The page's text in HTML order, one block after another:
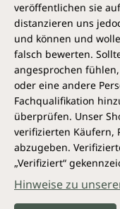
veröffentlichen sie
distanzieren uns
und können und
falsch bewerten.
angesprochen
oder eine andere
Fachqualifikation
überprüfen. Unser
verifizierten Käufern,
abzugeben.
„Verifiziert“
Hinweise zu